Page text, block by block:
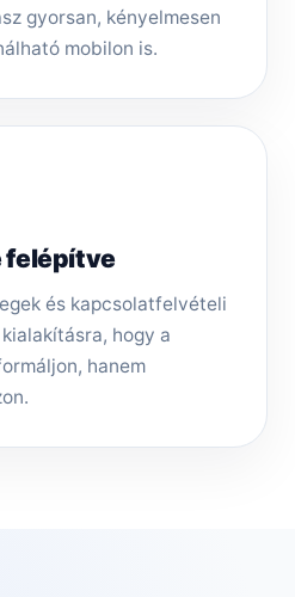
gyorsan, kényelmesen
mobilon is.
felépítve
és kapcsolatfelvételi
hogy a
hanem